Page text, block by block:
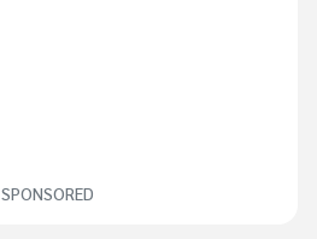
SPONSORED